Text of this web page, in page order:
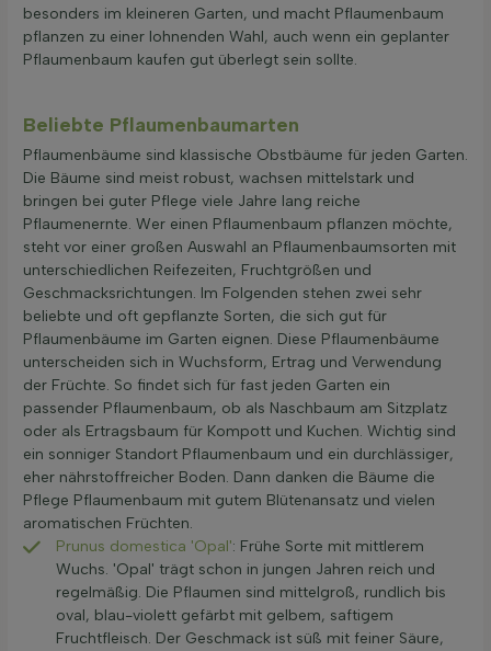
besonders im kleineren Garten, und macht Pflaumenbaum
pflanzen zu einer lohnenden Wahl, auch wenn ein geplanter
Pflaumenbaum kaufen gut überlegt sein sollte.
Beliebte Pflaumenbaumarten
Pflaumenbäume sind klassische Obstbäume für jeden Garten.
Die Bäume sind meist robust, wachsen mittelstark und
bringen bei guter Pflege viele Jahre lang reiche
Pflaumenernte. Wer einen Pflaumenbaum pflanzen möchte,
steht vor einer großen Auswahl an Pflaumenbaumsorten mit
unterschiedlichen Reifezeiten, Fruchtgrößen und
Geschmacksrichtungen. Im Folgenden stehen zwei sehr
beliebte und oft gepflanzte Sorten, die sich gut für
Pflaumenbäume im Garten eignen. Diese Pflaumenbäume
unterscheiden sich in Wuchsform, Ertrag und Verwendung
der Früchte. So findet sich für fast jeden Garten ein
passender Pflaumenbaum, ob als Naschbaum am Sitzplatz
oder als Ertragsbaum für Kompott und Kuchen. Wichtig sind
ein sonniger Standort Pflaumenbaum und ein durchlässiger,
eher nährstoffreicher Boden. Dann danken die Bäume die
Pflege Pflaumenbaum mit gutem Blütenansatz und vielen
aromatischen Früchten.
Prunus domestica 'Opal': Frühe Sorte mit mittlerem
Wuchs. 'Opal' trägt schon in jungen Jahren reich und
regelmäßig. Die Pflaumen sind mittelgroß, rundlich bis
oval, blau-violett gefärbt mit gelbem, saftigem
Fruchtfleisch. Der Geschmack ist süß mit feiner Säure,